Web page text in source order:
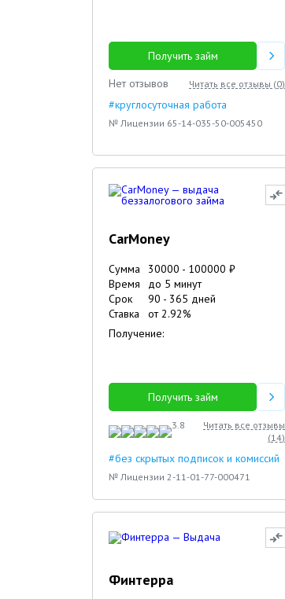
Получить займ
Нет отзывов
Читать все отзывы (0)
#круглосуточная работа
№ Лицензии 65-14-035-50-005450
CarMoney
Сумма 30000 - 100000 ₽
Время
до 5 минут
Срок
90 - 365 дней
Ставка
от2.92%
Получение:
Получить займ
3.8
Читать все отзывы
(14)
#без скрытых подписок и комиссий
№ Лицензии 2-11-01-77-000471
Финтерра